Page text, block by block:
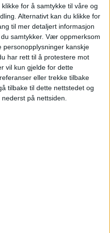
for å samtykke til våre og
Alternativt kan du klikke for
til mer detaljert informasjon
samtykker. Vær oppmerksom
personopplysninger kanskje
har rett til å protestere mot
vil kun gjelde for dette
eller trekke tilbake
tilbake til dette nettstedet og
på nettsiden.